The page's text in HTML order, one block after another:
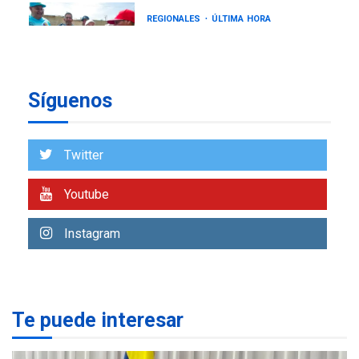
REGIONALES ÚLTIMA HORA
1
estados afectados por los
LATINOAMÉRICA Y CARIBE
Síguenos
Twitter
Youtube
Instagram
Te puede interesar